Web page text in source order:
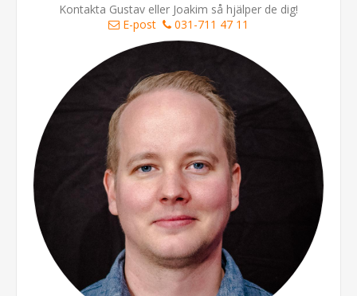
Kontakta Gustav eller Joakim så hjälper de dig!
E-post
031-711 47 11